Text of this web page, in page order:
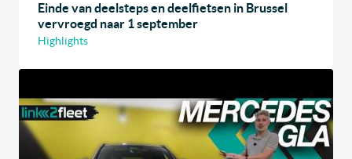
Einde van deelsteps en deelfietsen in Brussel
vervroegd naar 1 september
Highlights